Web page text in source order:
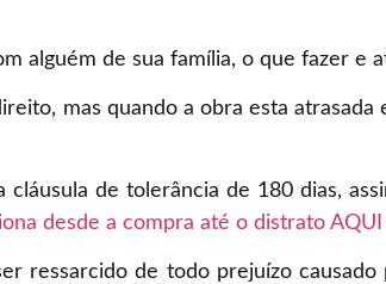
alguém de sua família, o que fazer e
mas quando a obra esta
de tolerância de 180 dias,
desde a compra até o distrato AQUI
ressarcido de todo prejuízo